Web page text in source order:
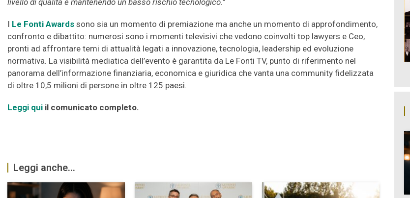
livello di qualità e mantenendo un basso rischio tecnologico.”
I Le Fonti Awards sono sia un momento di premiazione ma anche un momento di approfondimento,
confronto e dibattito: numerosi sono i momenti televisivi che vedono coinvolti top lawyers e Ceo,
pronti ad affrontare temi di attualità legati a innovazione, tecnologia, leadership ed evoluzione
normativa. La visibilità mediatica dell’evento è garantita da Le Fonti TV, punto di riferimento nel
panorama dell’informazione finanziaria, economica e giuridica che vanta una community fidelizzata
di oltre 10,5 milioni di persone in oltre 125 paesi.
Leggi qui il comunicato completo.
Leggi anche...